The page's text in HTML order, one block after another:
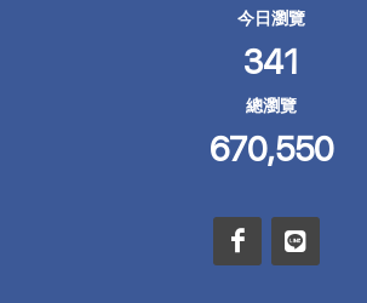
今日瀏覽
341
總瀏覽
670,550